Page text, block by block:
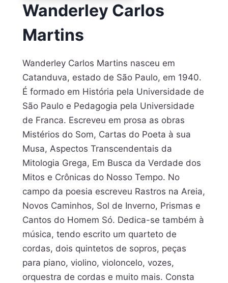
Wanderley Carlos
Martins
Wanderley Carlos Martins nasceu em
Catanduva, estado de São Paulo, em 1940.
É formado em História pela Universidade de
São Paulo e Pedagogia pela Universidade
de Franca. Escreveu em prosa as obras
Mistérios do Som, Cartas do Poeta à sua
Musa, Aspectos Transcendentais da
Mitologia Grega, Em Busca da Verdade dos
Mitos e Crônicas do Nosso Tempo. No
campo da poesia escreveu Rastros na Areia,
Novos Caminhos, Sol de Inverno, Prismas e
Cantos do Homem Só. Dedica-se também à
música, tendo escrito um quarteto de
cordas, dois quintetos de sopros, peças
para piano, violino, violoncelo, vozes,
orquestra de cordas e muito mais. Consta